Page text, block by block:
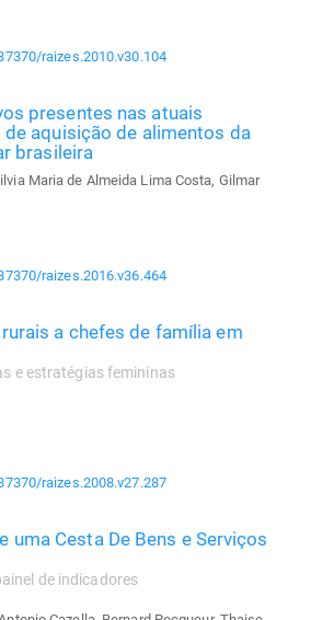
raizes.2010.v30.104
presentes nas atuais
aquisição de alimentos da
brasileira
Maria de Almeida Lima Costa, Gilmar
raizes.2016.v36.464
a chefes de família em
e estratégias femininas
raizes.2008.v27.287
uma Cesta De Bens e Serviços
de indicadores